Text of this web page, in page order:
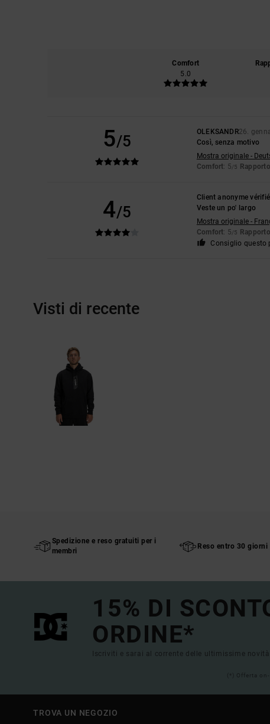
Comfort
5.0
5/5
OLEKSANDR26.
Così, senza motivo
Mostra originale -
Comfort: 5/5
4/5
Client anonyme vérifié
Veste un po' largo
Mostra originale -
Comfort: 5/5
Consiglio questo
Visti di recente
Spedizione e reso gratuiti per i
membri
Reso entro 30 giorni
15% DI
ORDINE*
Iscriviti e sarai al corrente delle ultimissime
(*) Offerta
TROVA UN NEGOZIO